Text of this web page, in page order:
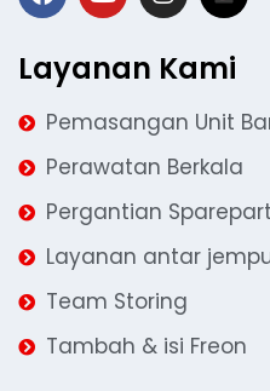
Layanan Kami
Pemasangan Unit
Perawatan Berkala
Pergantian Sparepart
Layanan antar
Team Storing
Tambah & isi Freon